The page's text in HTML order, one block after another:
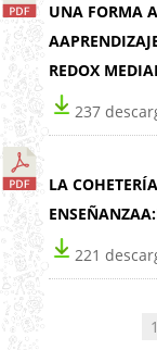
UNA FORMA
REDOX
237
LA
221
1